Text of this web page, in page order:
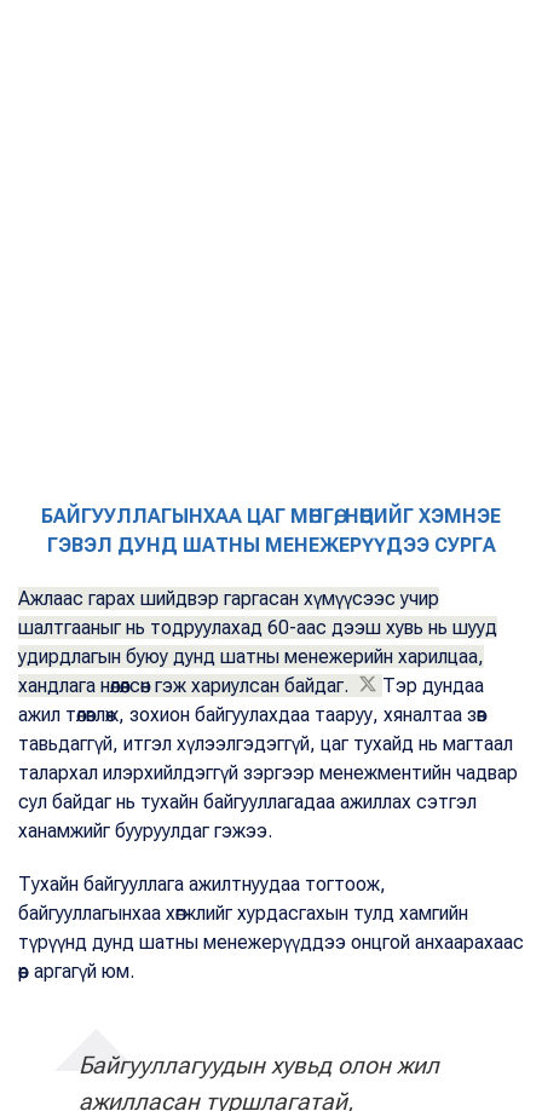
БАЙГУУЛЛАГЫНХАА ЦАГ МӨНГӨ, НӨӨЦИЙГ ХЭМНЭЕ
ГЭВЭЛ ДУНД ШАТНЫ МЕНЕЖЕРҮҮДЭЭ СУРГА
Ажлаас гарах шийдвэр гаргасан хүмүүсээс учир
шалтгааныг нь тодруулахад 60-аас дээш хувь нь шууд
удирдлагын буюу дунд шатны менежерийн харилцаа,
хандлага нөлөөлсөн гэж хариулсан байдаг.
Тэр дундаа
ажил төлөвлөж, зохион байгуулахдаа тааруу, хяналтаа зөв
тавьдаггүй, итгэл хүлээлгэдэггүй, цаг тухайд нь магтаал
талархал илэрхийлдэггүй зэргээр менежментийн чадвар
сул байдаг нь тухайн байгууллагадаа ажиллах сэтгэл
ханамжийг бууруулдаг гэжээ.
Тухайн байгууллага ажилтнуудаа тогтоож,
байгууллагынхаа хөгжлийг хурдасгахын тулд хамгийн
түрүүнд дунд шатны менежерүүддээ онцгой анхаарахаас
өөр аргагүй юм.
Байгууллагуудын хувьд олон жил
ажилласан туршлагатай,